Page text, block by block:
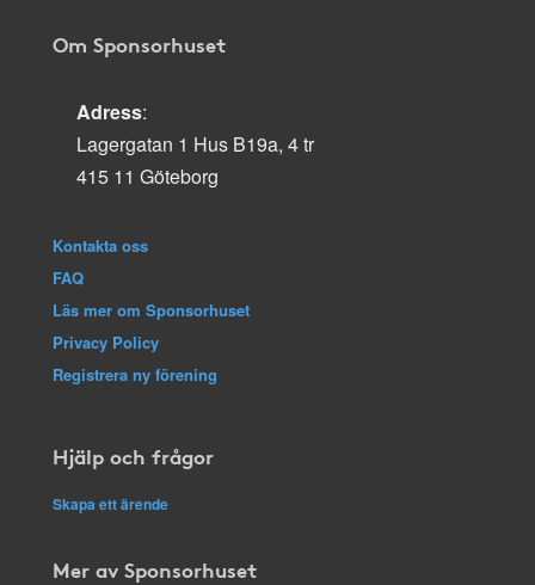
Om Sponsorhuset
Adress:
Lagergatan 1 Hus B19a, 4 tr
415 11 Göteborg
Kontakta oss
FAQ
Läs mer om Sponsorhuset
Privacy Policy
Registrera ny förening
Hjälp och frågor
Skapa ett ärende
Mer av Sponsorhuset